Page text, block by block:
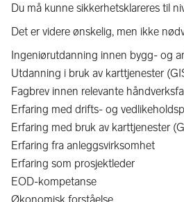
Du må kunne sikkerhetsklareres til
Det er videre ønskelig, men ikke
Ingeniørutdanning innen bygg- og
Utdanning i bruk av karttjenester
Fagbrev innen relevante
Erfaring med drifts- og
Erfaring med bruk av karttjenester
Erfaring fra anleggsvirksomhet
Erfaring som prosjektleder
EOD-kompetanse